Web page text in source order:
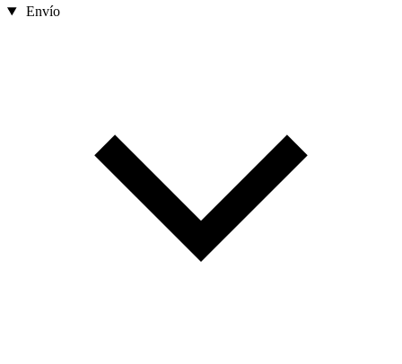
Envío